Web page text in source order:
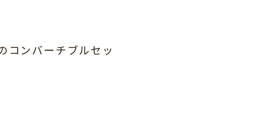
コンバーチブルセッ